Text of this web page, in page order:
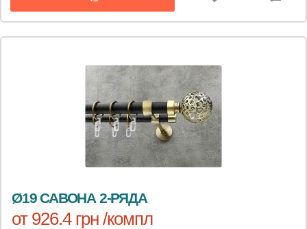
Ø19 САВОНА 2-РЯДА
от 926.4 грн /компл